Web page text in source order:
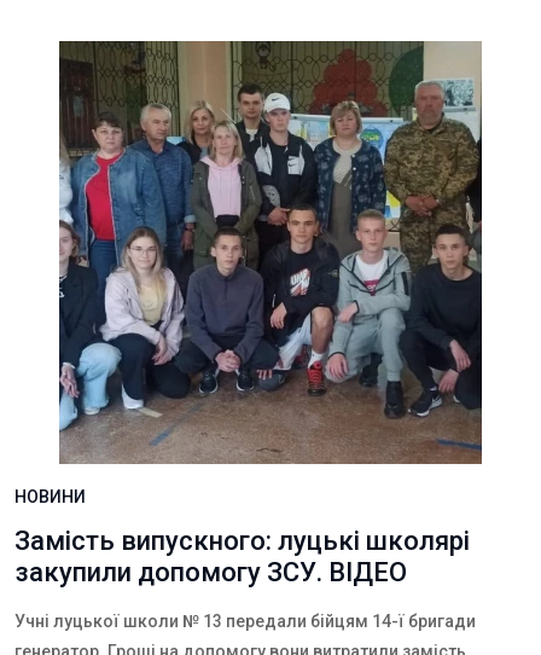
НОВИНИ
Замість випускного: луцькі школярі
закупили допомогу ЗСУ. ВІДЕО
Учні луцької школи № 13 передали бійцям 14-ї бригади